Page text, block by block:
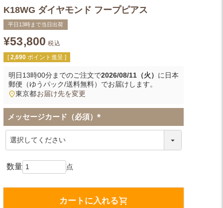
K18WG ダイヤモンド フープピアス
平日13時まで当日出荷
¥53,800 税込
[ 2,690 ポイント進呈 ]
明日13時00分までのご注文で2026/08/11（火） に 日本
郵便（ゆうパック/送料無料） でお届けします。
東京都お届け先を変更
メッセージカード（必須）
(
カートに入れる